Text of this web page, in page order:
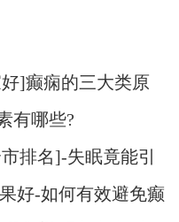
]癫痫的三大类原
有哪些?
排名]-失眠竟能引
好-如何有效避免癫